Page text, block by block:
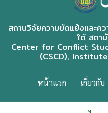
สถานวิจัยความขัดแย้งและค
ใต้ สถา
Center for Conflict
(CSCD),
หน้าแรก เกี่ยวกับ